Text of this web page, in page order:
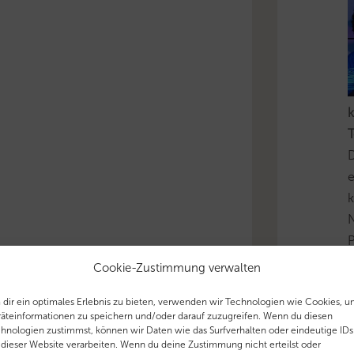
Cookie-Zustimmung verwalten
dir ein optimales Erlebnis zu bieten, verwenden wir Technologien wie Cookies,
zu speichern und/oder darauf zuzugreifen. Wenn du diesen
zustimmst, können wir Daten wie das Surfverhalten oder eindeutige IDs
Website verarbeiten. Wenn du deine Zustimmung nicht erteilst oder